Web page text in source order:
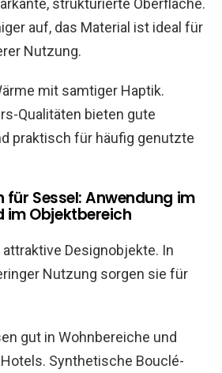
strukturierte Oberfläche.
auf, das Material ist ideal für
Nutzung.
mit samtiger Haptik.
Qualitäten bieten gute
praktisch für häufig genutzte
für Sessel: Anwendung im
im Objektbereich
Designobjekte. In
Nutzung sorgen sie für
gut in Wohnbereiche und
Synthetische Bouclé-